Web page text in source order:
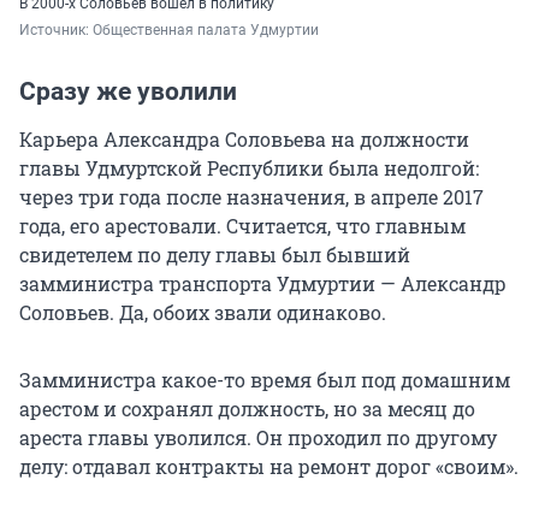
В 2000-х Соловьев вошел в политику
Источник: Общественная палата Удмуртии
Сразу же уволили
Карьера Александра Соловьева на должности
главы Удмуртской Республики была недолгой:
через три года после назначения, в апреле 2017
года, его арестовали. Считается, что главным
свидетелем по делу главы был бывший
замминистра транспорта Удмуртии — Александр
Соловьев. Да, обоих звали одинаково.
Замминистра какое-то время был под домашним
арестом и сохранял должность, но за месяц до
ареста главы уволился. Он проходил по другому
делу: отдавал контракты на ремонт дорог «своим».